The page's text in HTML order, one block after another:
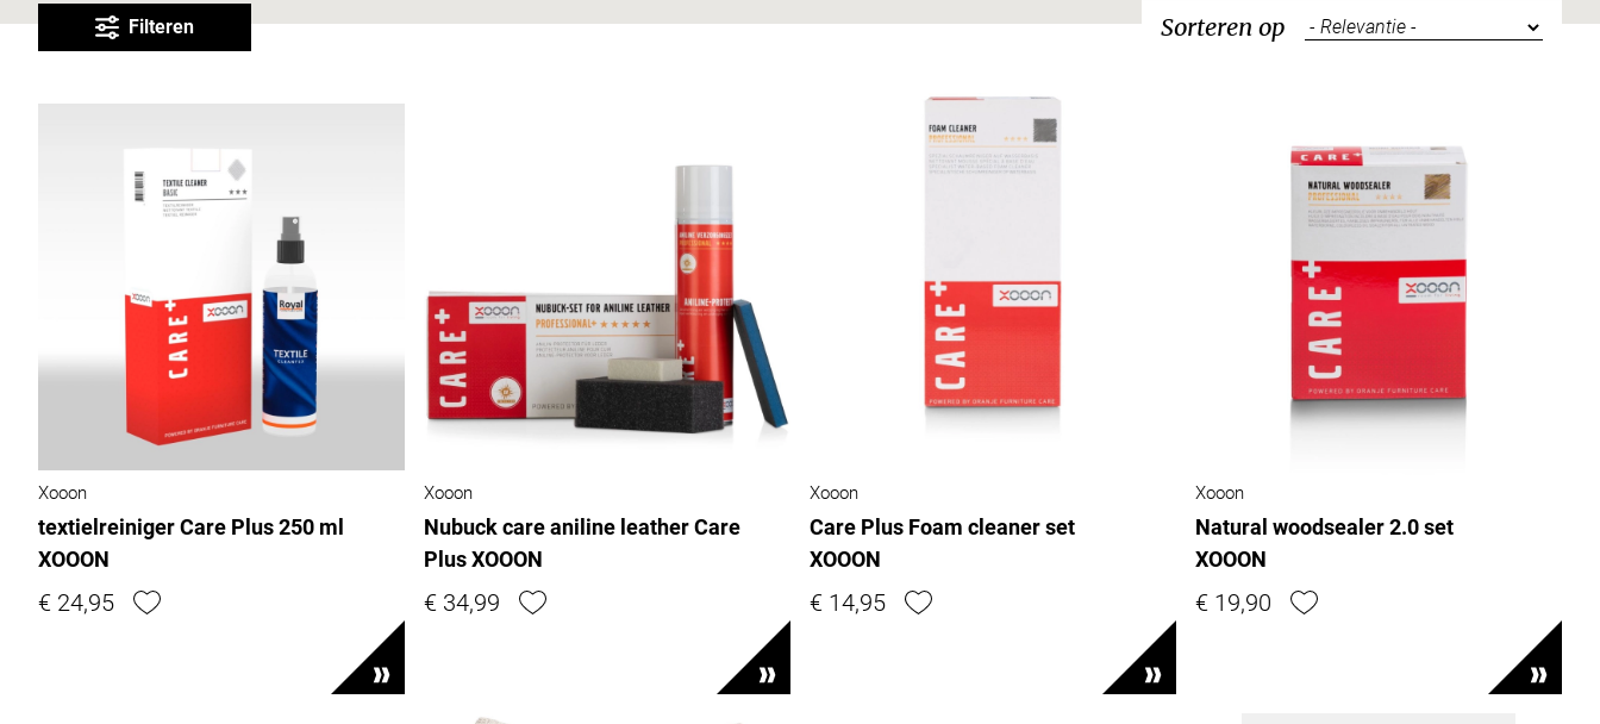
Filteren Sorteren op
Xooon
textielreiniger Care Plus 250 ml
XOOON
€ 24,95
Xooon
Nubuck care aniline leather Care
Plus XOOON
€ 34,99
Xooon
Care Plus Foam cleaner set
XOOON
€ 14,95
Xooon
Natural woodsealer 2.0 set
XOOON
€ 19,90